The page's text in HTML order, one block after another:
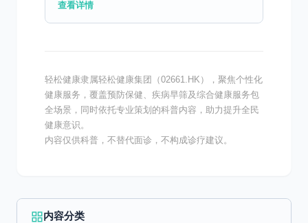
查看详情
轻松健康隶属轻松健康集团（02661.HK），聚焦个性化
健康服务，覆盖预防保健、疾病早筛及综合健康服务包
全场景，同时依托专业策划的科普内容，助力提升全民
健康意识。
内容仅供科普，不替代面诊，不构成诊疗建议。
内容分类